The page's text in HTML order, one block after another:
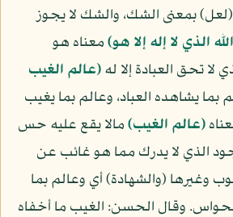
(لعل) بمعنى الشك، والشك لا يجوز
الذي لا إله إلا هو)معناه هو
لا تحق العبادة إلا له(عالم الغيب
بما يشاهده العباد، وعالم بما يغيب
(عالم الغيب)مالا يقع عليه حس
الذي لا يدرك مما هو غائب عن
وغيرها (والشهادة) أي وعالم بما
وقال الحسن: الغيب ما أخفاه